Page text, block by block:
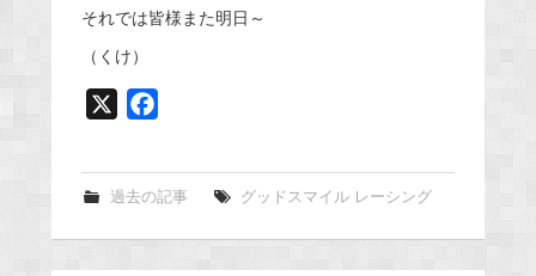
それでは皆様また明日～
（くけ）
e
過去の記事 グッドスマイル レーシング